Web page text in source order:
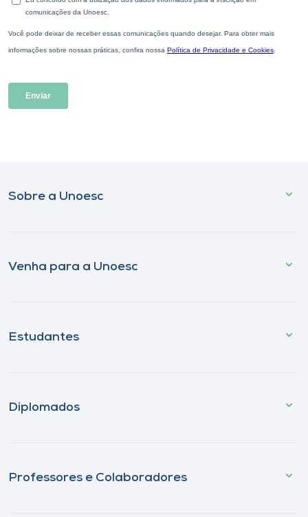
Sobre a Unoesc
Venha para a Unoesc
Estudantes
Diplomados
Professores e Colaboradores